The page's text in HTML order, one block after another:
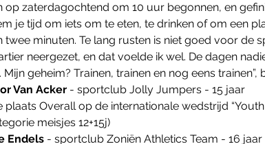
op zaterdagochtend om 10 uur begonnen, en
je tijd om iets om te eten, te drinken of om een
twee minuten. Te lang rusten is niet goed voor de
neergezet, en dat voelde ik wel. De dagen
Mijn geheim? Trainen, trainen en nog eens trainen”,
Van Acker - sportclub Jolly Jumpers - 15 jaar
plaats Overall op de internationale wedstrijd
meisjes 12+15j)
Endels - sportclub Zoniën Athletics Team - 16 jaar